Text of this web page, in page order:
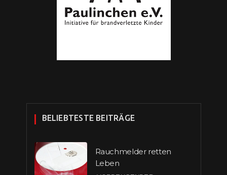
BELIEBTESTE BEITRÄGE
Rauchmelder retten
Leben